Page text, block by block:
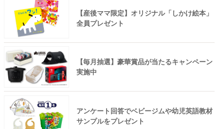
【産後ママ限定】オリジナル「しかけ絵本」
全員プレゼント
【毎月抽選】豪華賞品が当たるキャンペーン
実施中
アンケート回答でベビージムや幼児英語教材
サンプルをプレゼント